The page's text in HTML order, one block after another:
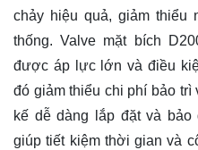
chảy hiệu quả, giảm
thống. Valve mặt bích
được áp lực lớn và điều
đó giảm thiểu chi phí bảo trì
kế dễ dàng lắp đặt và
giúp tiết kiệm thời gian và